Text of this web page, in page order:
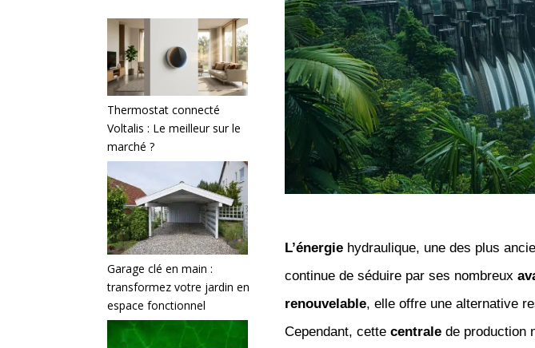
Thermostat connecté
Voltalis : Le meilleur sur le
marché ?
Garage clé en main :
transformez votre jardin en
espace fonctionnel
L’énergiehydraulique, une des plus
continue de séduire par ses nombreux
renouvelable, elle offre une alternative
Cependant, cette centralede production